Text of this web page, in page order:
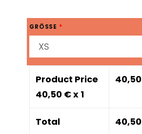
GRÖSSE *
Product Price
40,50 € x 1
40,50
Total 40,50